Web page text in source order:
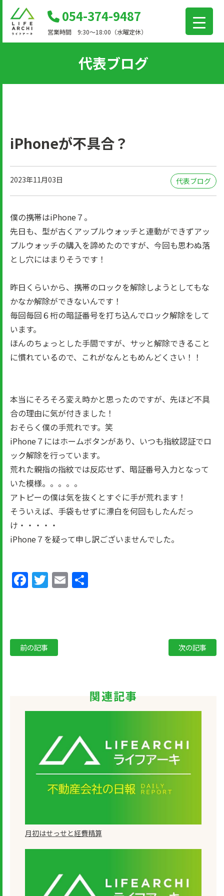
054-374-9487
営業時間 9:30～18:00（水曜定休）
代表ブログ
iPhoneが不具合？
2023年11月03日 代表ブログ
僕の携帯はiPhone７。
先日も、型が古くアップルウォッチと連動ができずアッ
プルウォッチの購入を諦めたのですが、今回も思わぬ落
とし穴にはまりそうです！
昨日くらいから、携帯のロックを解除しようとしてもな
かなか解除ができないんです！
毎回毎回６桁の暗証番号を打ち込んでロック解除をして
います。
ほんのちょっとした手間ですが、サッと解除できること
に慣れているので、これがなんともめんどくさい！！
本当にそろそろ変え時かと思ったのですが、先ほど不具
合の理由に気が付きました！
おそらく僕の手荒れです。笑
iPhone７にはホームボタンがあり、いつも指紋認証でロ
ック解除を行っています。
荒れた親指の指紋では反応せず、暗証番号入力となって
いた模様。。。。。
アトピーの僕は気を抜くとすぐに手が荒れます！
そういえば、手袋もせずに漂白を何回もしたんだっ
け・・・・・
iPhone７を疑って申し訳ございませんでした。
Facebook
Twitter
Email
前の記事 次の記事
関連記事
月初はせっせと経費精算